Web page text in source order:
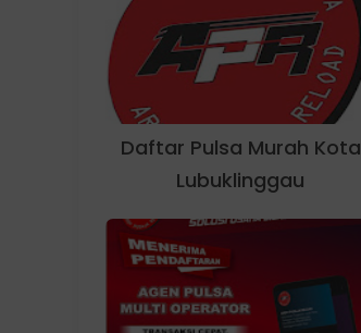
Daftar Pulsa Murah Kota
Lubuklinggau